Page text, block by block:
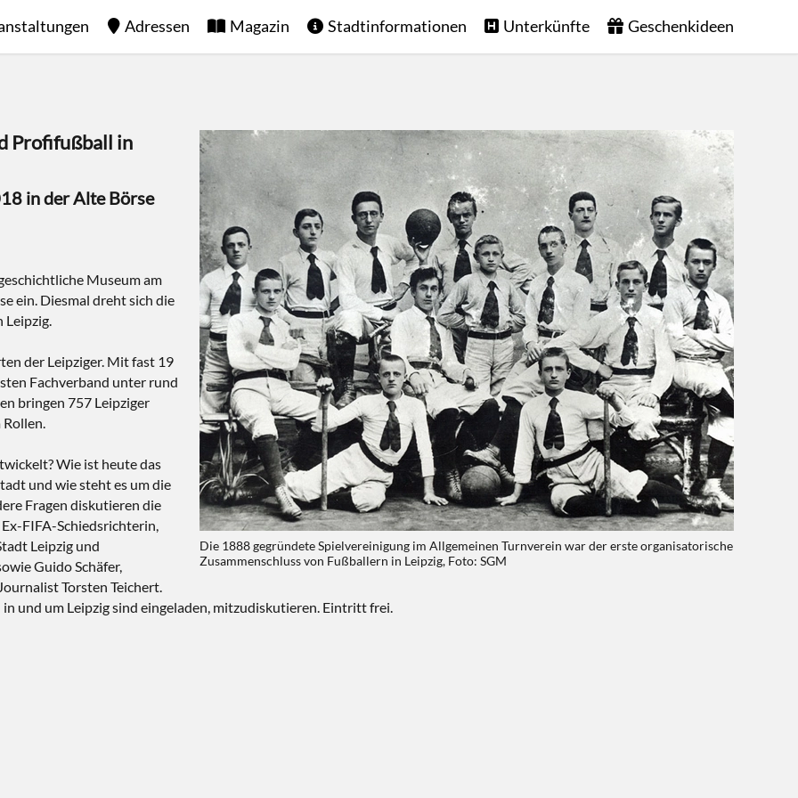
Adressen Magazin Stadtinformationen Unterkünfte Geschenkideen
Die 1888 gegründete Spielvereinigung im Allgemeinen Turnverein war der erste organisatorische
Zusammenschluss von Fußballern in Leipzig, Foto: SGM
Profifußball in
in der Alte Börse
Museum am
ein. Diesmal dreht sich die
Leipzig.
der Leipziger. Mit fast 19
Fachverband unter rund
bringen 757 Leipziger
Wie ist heute das
und wie steht es um die
Fragen diskutieren die
FIFA-Schiedsrichterin,
Leipzig und
Guido Schäfer,
Torsten Teichert.
und um Leipzig sind eingeladen, mitzudiskutieren. Eintritt frei.